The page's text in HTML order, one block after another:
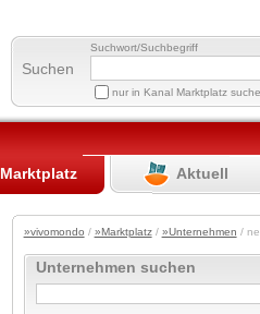
Suchen
Suchwort/Suchbegriff
nur in Kanal Marktplatz
Marktplatz Aktuell
»vivomondo / »Marktplatz/ »Unternehmen /
Unternehmen suchen